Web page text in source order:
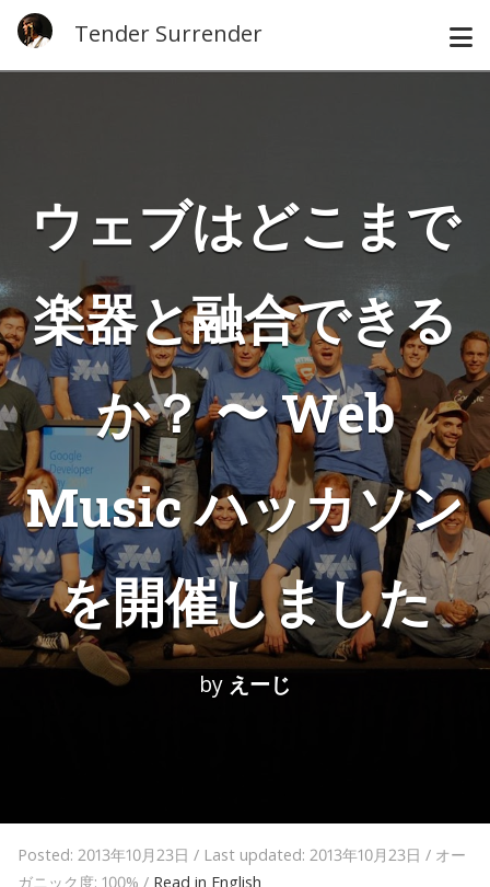
Tender Surrender
ウェブはどこまで
楽器と融合できる
か？ 〜 Web
Music ハッカソン
を開催しました
by えーじ
Posted: 2013年10月23日 / Last updated: 2013年10月23日 / オー
ガニック度: 100% / Read in English